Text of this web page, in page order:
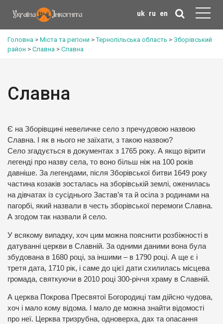
uk ru en
Головна > Міста та регіони >Тернопільська область > Зборівський
район > Славна > Славна
Славна
Є на Зборівщині невеличке село з пречудовою назвою
Славна. І як в нього не заїхати, з такою назвою?
Село згадується в документах з 1765 року. А якщо вірити
легенді про назву села, то воно більш ніж на 100 років
давніше. За легендами, після Зборівської битви 1649 року
частина козаків зосталась на зборівській землі, оженилась
на дівчатах із сусіднього Застав’я та й осіла з родинами на
пагорбі, який назвали в честь зборівської перемоги Славна.
А згодом так назвали й село.
У всякому випадку, хоч цим можна пояснити розбіжності в
датуванні церкви в Славній. За одними даними вона була
збудована в 1680 році, за іншими – в 1790 році. А ще є і
третя дата, 1710 рік, і саме до цієї дати схилилась місцева
громада, святкуючи в 2010 році 300-річчя храму в Славній.
А церква Покрова Пресвятої Богородиці там дійсно чудова,
хоч і мало кому відома. І мало де можна знайти відомості
про неї. Церква тризрубна, одноверха, дах та опасання